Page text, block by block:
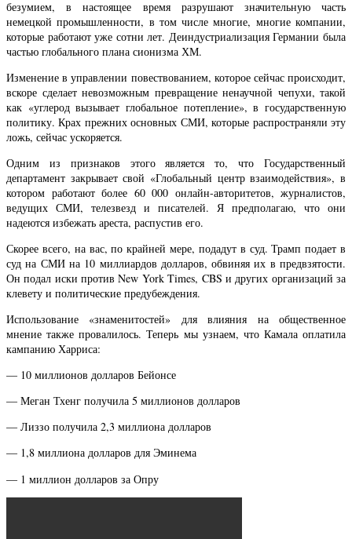
безумием, в настоящее время разрушают значительную часть
немецкой промышленности, в том числе многие, многие компании,
которые работают уже сотни лет. Деиндустриализация Германии была
частью глобального плана сионизма ХМ.
Изменение в управлении повествованием, которое сейчас происходит,
вскоре сделает невозможным превращение ненаучной чепухи, такой
как «углерод вызывает глобальное потепление», в государственную
политику. Крах прежних основных СМИ, которые распространяли эту
ложь, сейчас ускоряется.
Одним из признаков этого является то, что Государственный
департамент закрывает свой «Глобальный центр взаимодействия», в
котором работают более 60 000 онлайн-авторитетов, журналистов,
ведущих СМИ, телезвезд и писателей. Я предполагаю, что они
надеются избежать ареста, распустив его.
Скорее всего, на вас, по крайней мере, подадут в суд. Трамп подает в
суд на СМИ на 10 миллиардов долларов, обвиняя их в предвзятости.
Он подал иски против New York Times, CBS и других организаций за
клевету и политические предубеждения.
Использование «знаменитостей» для влияния на общественное
мнение также провалилось. Теперь мы узнаем, что Камала оплатила
кампанию Харриса:
— 10 миллионов долларов Бейонсе
— Меган Тхенг получила 5 миллионов долларов
— Лиззо получила 2,3 миллиона долларов
— 1,8 миллиона долларов для Эминема
— 1 миллион долларов за Опру